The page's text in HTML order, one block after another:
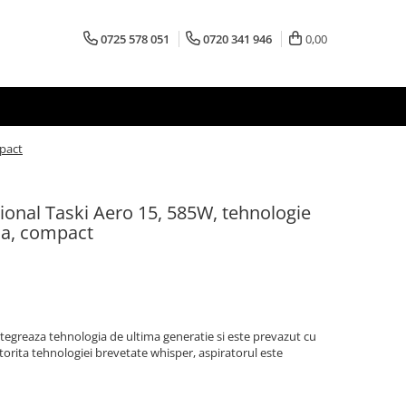
0725 578 051 0720 341 946 0,00
Taski Aero 15, 585W, tehnologie
compact
tehnologia de ultima generatie si este prevazut cu
tehnologiei brevetate whisper, aspiratorul este